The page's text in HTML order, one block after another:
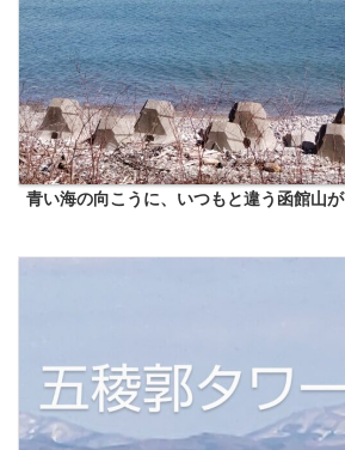
青い海の向こうに、いつもと違う函館山が